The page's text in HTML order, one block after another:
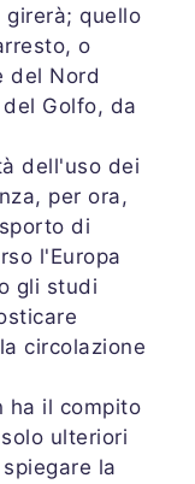
girerà; quello
o
del Nord
Golfo, da
dell'uso dei
per ora,
di
l'Europa
gli studi
circolazione
ha il compito
ulteriori
la